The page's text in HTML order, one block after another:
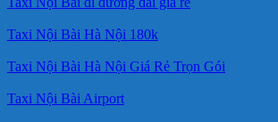
Taxi Nội Bài Hà Nội 180k
Taxi Nội Bài Hà Nội Giá Rẻ Trọn Gói
Taxi Nội Bài Airport